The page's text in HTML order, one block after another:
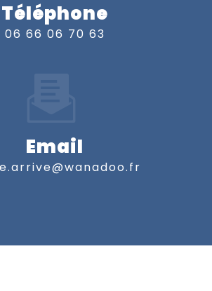
Téléphone
06 66 06 70 63
Email